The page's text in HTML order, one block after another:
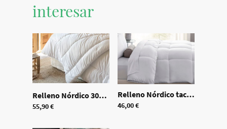
interesar
Relleno Nórdico 300 gr. Aloe Vera |2030
55,90 €
Relleno Nórdico tacto plumón de 400gr/m2
46,00 €